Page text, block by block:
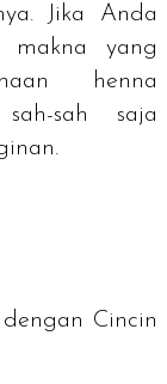
Jika Anda
makna yang
henna
sah saja
Cincin